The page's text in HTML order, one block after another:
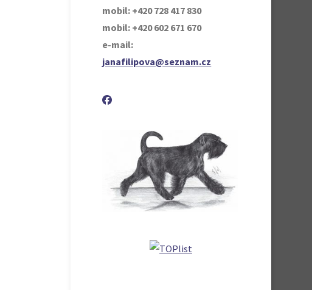
mobil: +420 728 417 830
mobil: +420 602 671 670
e-mail:
janafilipova@seznam.cz